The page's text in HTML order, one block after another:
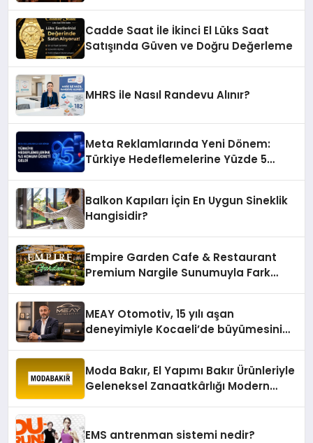
Cadde Saat İle İkinci El Lüks Saat
Satışında Güven ve Doğru Değerleme
MHRS ile Nasıl Randevu Alınır?
Meta Reklamlarında Yeni Dönem:
Türkiye Hedeflemelerine Yüzde 5
Balkon Kapıları İçin En Uygun Sineklik
Hangisidir?
Empire Garden Cafe & Restaurant
Premium Nargile Sunumuyla Fark
MEAY Otomotiv, 15 yılı aşan
deneyimiyle Kocaeli’de büyümesini
Moda Bakır, El Yapımı Bakır Ürünleriyle
Geleneksel Zanaatkârlığı Modern
EMS antrenman sistemi nedir?